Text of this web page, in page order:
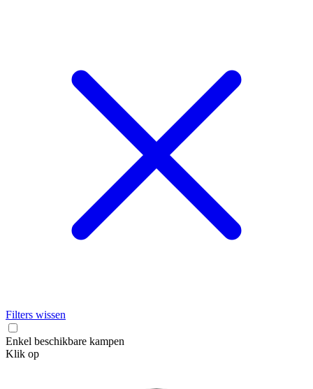
Filters wissen
Enkel beschikbare kampen
Klik op